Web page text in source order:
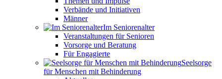
Verbände und Initiativen
Männer
Im Seniorenalter
Veranstaltungen für Senioren
Vorsorge und Beratung
Für Engagierte
Seelsorge
für Menschen mit Behinderung